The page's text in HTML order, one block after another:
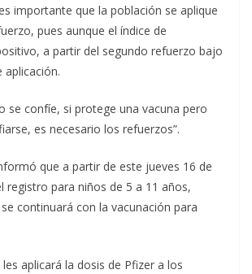
importante que la población se aplique
pues aunque el índice de
a partir del segundo refuerzo bajo
aplicación.
se confíe, si protege una vacuna pero
es necesario los refuerzos”.
que a partir de este jueves 16 de
registro para niños de 5 a 11 años,
continuará con la vacunación para
aplicará la dosis de Pfizer a los